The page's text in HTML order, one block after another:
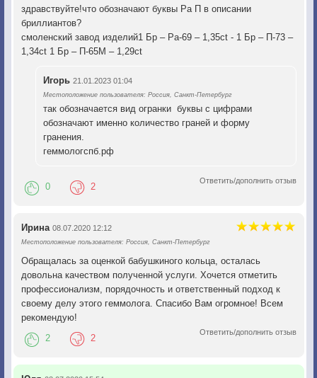
здравствуйте!что обозначают буквы Ра П в описании
бриллиантов?
смоленский завод изделий1 Бр – Ра-69 – 1,35ct - 1 Бр – П-73 –
1,34ct 1 Бр – П-65М – 1,29ct
Игорь 21.01.2023 01:04
Местоположение пользователя: Россия, Санкт-Петербург
так обозначается вид огранки буквы с цифрами
обозначают именно количество граней и форму
гранения.
геммологспб.рф
Ответить/дополнить отзыв
0 2
Ирина 08.07.2020 12:12
Местоположение пользователя: Россия, Санкт-Петербург
Обращалась за оценкой бабушкиного кольца, осталась
довольна качеством полученной услуги. Хочется отметить
профессионализм, порядочность и ответственный подход к
своему делу этого геммолога. Спасибо Вам огромное! Всем
рекомендую!
Ответить/дополнить отзыв
2 2